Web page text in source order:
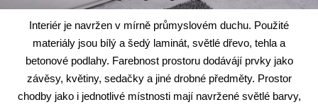
Interiér je navržen v mírně průmyslovém duchu. Použité
materiály jsou bílý a šedý laminát, světlé dřevo, tehla a
betonové podlahy. Farebnost prostoru dodávájí prvky jako
závěsy, květiny, sedačky a jiné drobné předměty. Prostor
chodby jako i jednotlivé místnosti mají navržené světlé barvy,